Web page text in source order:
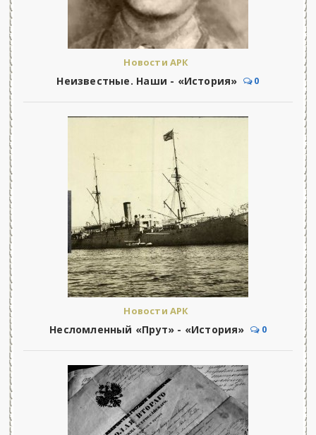
Новости АРК
Неизвестные. Наши - «История» 0
Новости АРК
Несломленный «Прут» - «История» 0